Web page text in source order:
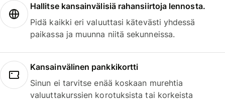
Hallitse kansainvälisiä rahansiirtoja lennosta.
Pidä kaikki eri valuuttasi kätevästi yhdessä
paikassa ja muunna niitä sekunneissa.
Kansainvälinen pankkikortti
Sinun ei tarvitse enää koskaan murehtia
valuuttakurssien korotuksista tai korkeista